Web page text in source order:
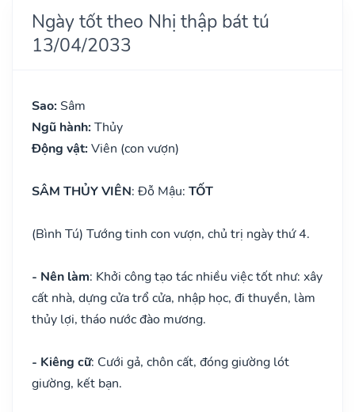
Ngày tốt theo Nhị thập bát tú
13/04/2033
Sao: Sâm
Ngũ hành: Thủy
Động vật: Viên (con vượn)
SÂM THỦY VIÊN: Đỗ Mậu: TỐT
(Bình Tú) Tướng tinh con vượn, chủ trị ngày thứ 4.
- Nên làm: Khởi công tạo tác nhiều việc tốt như: xây
cất nhà, dựng cửa trổ cửa, nhập học, đi thuyền, làm
thủy lợi, tháo nước đào mương.
- Kiêng cữ: Cưới gả, chôn cất, đóng giường lót
giường, kết bạn.